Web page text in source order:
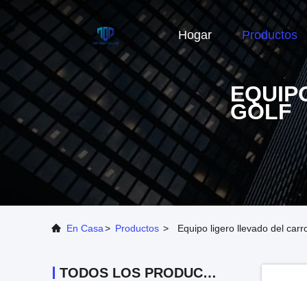
Hogar Productos
GOLF
En Casa> Productos > Equipo ligero llevado del
TODOS LOS PRODUCTOS